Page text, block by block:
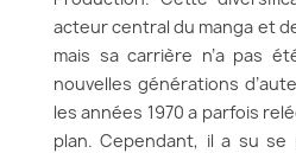
acteur central du manga et
mais sa carrière n’a pas
nouvelles générations
les années 1970 a parfois
plan. Cependant, il a su se